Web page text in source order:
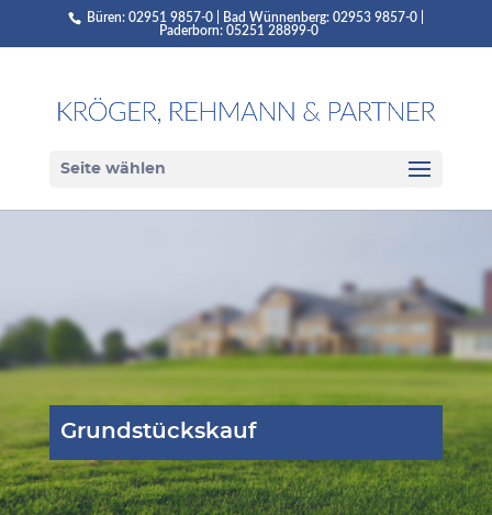
Büren: 02951 9857-0 | Bad Wünnenberg: 02953 9857-0 |
Paderborn: 05251 28899-0
Seite wählen
Grundstückskauf